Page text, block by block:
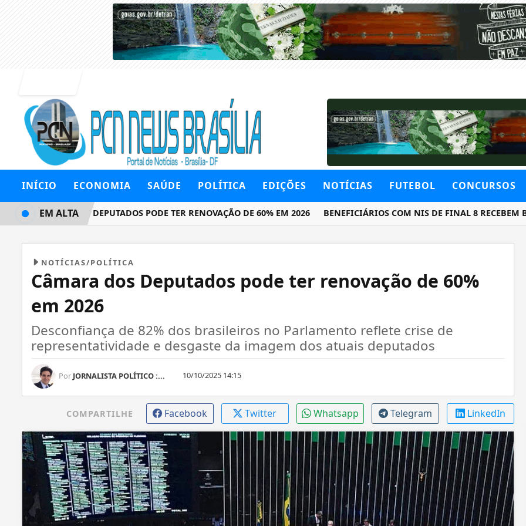
INÍCIO ECONOMIA SAÚDE POLÍTICA EDIÇÕES NOTÍCIAS FUTEBOL CONCURSOS
CÂMARA DOS DEPUTADOS PODE TER RENOVAÇÃO DE 60% EM 2026 BENEFICIÁRIOS COM NIS DE FINAL 8 RECEBEM
EM ALTA
NOTÍCIAS/POLÍTICA
Câmara dos Deputados pode ter renovação de 60%
em 2026
Desconfiança de 82% dos brasileiros no Parlamento reflete crise de
representatividade e desgaste da imagem dos atuais deputados
Por JORNALISTA POLÍTICO :... 10/10/2025 14:15
COMPARTILHE Facebook Twitter Whatsapp Telegram LinkedIn